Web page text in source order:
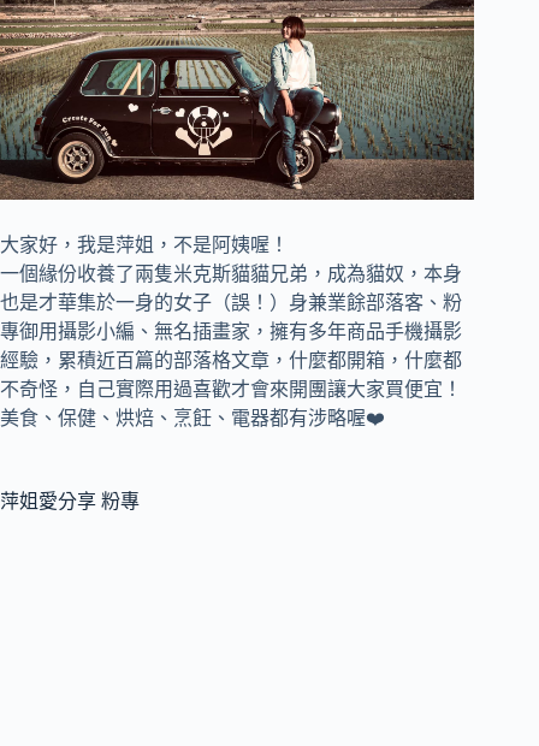
大家好，我是萍姐，不是阿姨喔！
一個緣份收養了兩隻米克斯貓貓兄弟，成為貓奴， 本身
也是才華集於一身的女子（誤！）身兼業餘部落客、 粉
專御用攝影小編、 無名插畫家， 擁有多年商品手機攝影
經驗，累積近百篇的部落格文章， 什麼都開箱，什麼都
不奇怪，自己實際用過喜歡才會來開團讓大家買便宜！
美食、保健、烘焙、烹飪、電器都有涉略喔❤️
萍姐愛分享 粉專